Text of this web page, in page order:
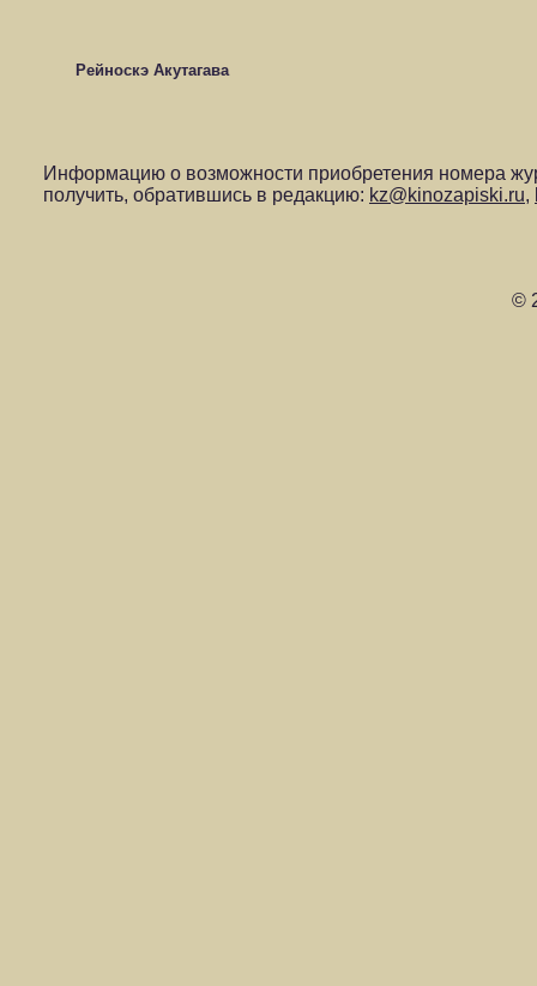
Рейноскэ Акутагава
Информацию о возможности приобретения номера
получить, обратившись в редакцию: kz@kinozapiski.ru,
©